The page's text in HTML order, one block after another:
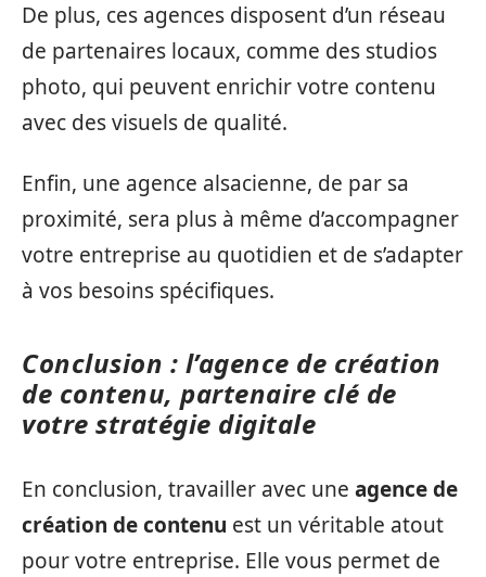
De plus, ces agences disposent d’un réseau
de partenaires locaux, comme des studios
photo, qui peuvent enrichir votre contenu
avec des visuels de qualité.
Enfin, une agence alsacienne, de par sa
proximité, sera plus à même d’accompagner
votre entreprise au quotidien et de s’adapter
à vos besoins spécifiques.
Conclusion : l’agence de création
de contenu, partenaire clé de
votre stratégie digitale
En conclusion, travailler avec une agence de
création de contenu est un véritable atout
pour votre entreprise. Elle vous permet de